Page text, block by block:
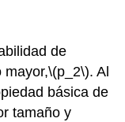
de
mayor,\(p_2\). Al
básica de
tamaño y